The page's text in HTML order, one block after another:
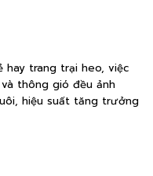
hay trang trại heo, việc
thông gió đều ảnh
hiệu suất tăng trưởng